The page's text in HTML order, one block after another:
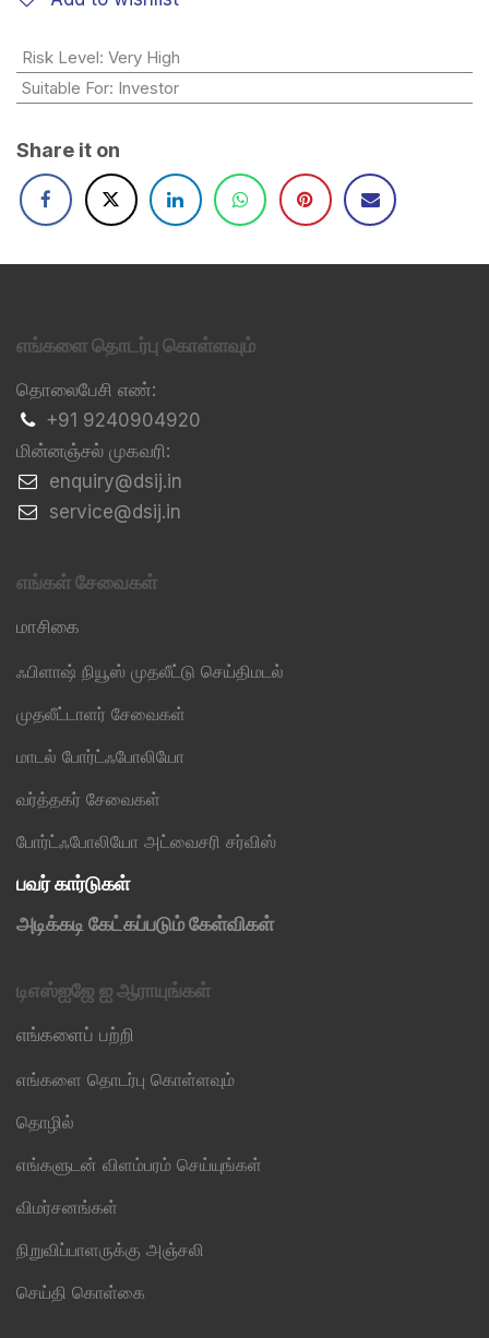
Risk Level: Very High
Suitable For: Investor
Share it on
எங்களை தொடர்பு கொள்ளவும்
தொலைபேசி எண்:
+91 9240904920
மின்னஞ்சல் முகவரி:
​enquiry@dsij.in
​service@dsij.in
எங்கள் சேவைகள்
மாசிகை
ஃபிளாஷ் நியூஸ் முதலீட்டு செய்திமடல்
முதலீட்டாளர் சேவைகள்
மாடல் போர்ட்ஃபோலியோ
வர்த்தகர் சேவைகள்
போர்ட்ஃபோலியோ அட்வைசரி சர்விஸ்
பவர் கார்டுகள்
அடிக்கடி கேட்கப்படும் கேள்விகள்
டிஎஸ்ஐஜே ஐ ஆராயுங்கள்
எங்களைப் பற்றி
எங்களை தொடர்பு கொள்ளவும்
தொழில்
எங்களுடன் விளம்பரம் செய்யுங்கள்
விமர்சனங்கள்
நிறுவிப்பாளருக்கு அஞ்சலி
செய்தி கொள்கை